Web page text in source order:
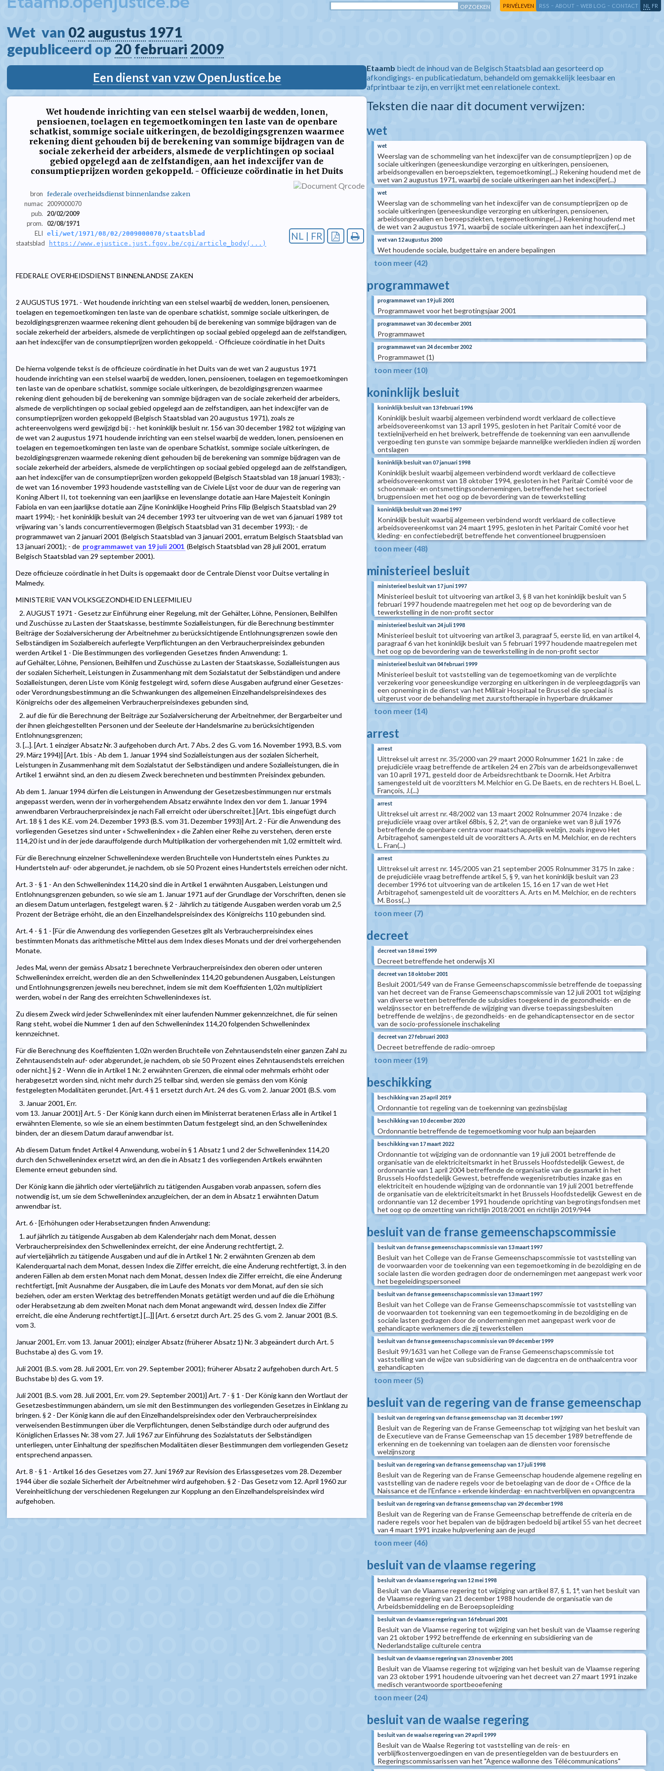
PRIVÉLEVEN RSS - ABOUT - WEB LOG - CONTACT NL FR
Wet  van 02 augustus 1971
gepubliceerd op 20 februari 2009
Een dienst van vzw OpenJustice.be
Wet houdende inrichting van een stelsel waarbij de wedden, lonen,
pensioenen, toelagen en tegemoetkomingen ten laste van de openbare
schatkist, sommige sociale uitkeringen, de bezoldigingsgrenzen waarmee
rekening dient gehouden bij de berekening van sommige bijdragen van de
sociale zekerheid der arbeiders, alsmede de verplichtingen op sociaal
gebied opgelegd aan de zelfstandigen, aan het indexcijfer van de
consumptieprijzen worden gekoppeld. - Officieuze coördinatie in het Duits
bron federale overheidsdienst binnenlandse zaken
numac 2009000070
pub. 20/02/2009
prom.
02/08/1971
ELI eli/wet/1971/08/02/2009000070/staatsblad
staatsblad https://www.ejustice.just.fgov.be/cgi/article_body(...)
NL | FR
FEDERALE OVERHEIDSDIENST BINNENLANDSE ZAKEN
2 AUGUSTUS 1971. - Wet houdende inrichting van een stelsel waarbij de wedden, lonen, pensioenen,
toelagen en tegemoetkomingen ten laste van de openbare schatkist, sommige sociale uitkeringen, de
bezoldigingsgrenzen waarmee rekening dient gehouden bij de berekening van sommige bijdragen van de
sociale zekerheid der arbeiders, alsmede de verplichtingen op sociaal gebied opgelegd aan de zelfstandigen,
aan het indexcijfer van de consumptieprijzen worden gekoppeld. - Officieuze coördinatie in het Duits
De hierna volgende tekst is de officieuze coördinatie in het Duits van de wet van 2 augustus 1971
houdende inrichting van een stelsel waarbij de wedden, lonen, pensioenen, toelagen en tegemoetkomingen
ten laste van de openbare schatkist, sommige sociale uitkeringen, de bezoldigingsgrenzen waarmee
rekening dient gehouden bij de berekening van sommige bijdragen van de sociale zekerheid der arbeiders,
alsmede de verplichtingen op sociaal gebied opgelegd aan de zelfstandigen, aan het indexcijfer van de
consumptieprijzen worden gekoppeld (Belgisch Staatsblad van 20 augustus 1971), zoals ze
achtereenvolgens werd gewijzigd bij : - het koninklijk besluit nr. 156 van 30 december 1982 tot wijziging van
de wet van 2 augustus 1971 houdende inrichting van een stelsel waarbij de wedden, lonen, pensioenen en
toelagen en tegemoetkomingen ten laste van de openbare Schatkist, sommige sociale uitkeringen, de
bezoldigingsgrenzen waarmede rekening dient gehouden bij de berekening van sommige bijdragen van de
sociale zekerheid der arbeiders, alsmede de verplichtingen op sociaal gebied opgelegd aan de zelfstandigen,
aan het indexcijfer van de consumptieprijzen worden gekoppeld (Belgisch Staatsblad van 18 januari 1983); -
de wet van 16 november 1993 houdende vaststelling van de Civiele Lijst voor de duur van de regering van
Koning Albert II, tot toekenning van een jaarlijkse en levenslange dotatie aan Hare Majesteit Koningin
Fabiola en van een jaarlijkse dotatie aan Zijne Koninklijke Hoogheid Prins Filip (Belgisch Staatsblad van 29
maart 1994); - het koninklijk besluit van 24 december 1993 ter uitvoering van de wet van 6 januari 1989 tot
vrijwaring van 's lands concurrentievermogen (Belgisch Staatsblad van 31 december 1993); - de
programmawet van 2 januari 2001 (Belgisch Staatsblad van 3 januari 2001, erratum Belgisch Staatsblad van
13 januari 2001); - de programmawet van 19 juli 2001 (Belgisch Staatsblad van 28 juli 2001, erratum
Belgisch Staatsblad van 29 september 2001).
Deze officieuze coördinatie in het Duits is opgemaakt door de Centrale Dienst voor Duitse vertaling in
Malmedy.
MINISTERIE VAN VOLKSGEZONDHEID EN LEEFMILIEU
2. AUGUST 1971 - Gesetz zur Einführung einer Regelung, mit der Gehälter, Löhne, Pensionen, Beihilfen
und Zuschüsse zu Lasten der Staatskasse, bestimmte Sozialleistungen, für die Berechnung bestimmter
Beiträge der Sozialversicherung der Arbeitnehmer zu berücksichtigende Entlohnungsgrenzen sowie den
Selbständigen im Sozialbereich auferlegte Verpflichtungen an den Verbraucherpreisindex gebunden
werden Artikel 1 - Die Bestimmungen des vorliegenden Gesetzes finden Anwendung: 1.
auf Gehälter, Löhne, Pensionen, Beihilfen und Zuschüsse zu Lasten der Staatskasse, Sozialleistungen aus
der sozialen Sicherheit, Leistungen in Zusammenhang mit dem Sozialstatut der Selbständigen und andere
Sozialleistungen, deren Liste vom König festgelegt wird, sofern diese Ausgaben aufgrund einer Gesetzes-
oder Verordnungsbestimmung an die Schwankungen des allgemeinen Einzelhandelspreisindexes des
Königreichs oder des allgemeinen Verbraucherpreisindexes gebunden sind,
2. auf die für die Berechnung der Beiträge zur Sozialversicherung der Arbeitnehmer, der Bergarbeiter und
der ihnen gleichgestellten Personen und der Seeleute der Handelsmarine zu berücksichtigenden
Entlohnungsgrenzen;
3. [...]. [Art. 1 einziger Absatz Nr. 3 aufgehoben durch Art. 7 Abs. 2 des G. vom 16. November 1993, B.S. vom
29. März 1994)] [Art. 1bis - Ab dem 1. Januar 1994 sind Sozialleistungen aus der sozialen Sicherheit,
Leistungen in Zusammenhang mit dem Sozialstatut der Selbständigen und andere Sozialleistungen, die in
Artikel 1 erwähnt sind, an den zu diesem Zweck berechneten und bestimmten Preisindex gebunden.
Ab dem 1. Januar 1994 dürfen die Leistungen in Anwendung der Gesetzesbestimmungen nur erstmals
angepasst werden, wenn der in vorhergehendem Absatz erwähnte Index den vor dem 1. Januar 1994
anwendbaren Verbraucherpreisindex je nach Fall erreicht oder überschreitet.] [Art. 1bis eingefügt durch
Art. 18 § 1 des K.E. vom 24. Dezember 1993 (B.S. vom 31. Dezember 1993)] Art. 2 - Für die Anwendung des
vorliegenden Gesetzes sind unter « Schwellenindex » die Zahlen einer Reihe zu verstehen, deren erste
114,20 ist und in der jede darauffolgende durch Multiplikation der vorhergehenden mit 1,02 ermittelt wird.
Für die Berechnung einzelner Schwellenindexe werden Bruchteile von Hundertsteln eines Punktes zu
Hundertsteln auf- oder abgerundet, je nachdem, ob sie 50 Prozent eines Hundertstels erreichen oder nicht.
Art. 3 - § 1 - An den Schwellenindex 114,20 sind die in Artikel 1 erwähnten Ausgaben, Leistungen und
Entlohnungsgrenzen gebunden, so wie sie am 1. Januar 1971 auf der Grundlage der Vorschriften, denen sie
an diesem Datum unterlagen, festgelegt waren. § 2 - Jährlich zu tätigende Ausgaben werden vorab um 2,5
Prozent der Beträge erhöht, die an den Einzelhandelspreisindex des Königreichs 110 gebunden sind.
Art. 4 - § 1 - [Für die Anwendung des vorliegenden Gesetzes gilt als Verbraucherpreisindex eines
bestimmten Monats das arithmetische Mittel aus dem Index dieses Monats und der drei vorhergehenden
Monate.
Jedes Mal, wenn der gemäss Absatz 1 berechnete Verbraucherpreisindex den oberen oder unteren
Schwellenindex erreicht, werden die an den Schwellenindex 114,20 gebundenen Ausgaben, Leistungen
und Entlohnungsgrenzen jeweils neu berechnet, indem sie mit dem Koeffizienten 1,02n multipliziert
werden, wobei n der Rang des erreichten Schwellenindexes ist.
Zu diesem Zweck wird jeder Schwellenindex mit einer laufenden Nummer gekennzeichnet, die für seinen
Rang steht, wobei die Nummer 1 den auf den Schwellenindex 114,20 folgenden Schwellenindex
kennzeichnet.
Für die Berechnung des Koeffizienten 1,02n werden Bruchteile von Zehntausendsteln einer ganzen Zahl zu
Zehntausendsteln auf- oder abgerundet, je nachdem, ob sie 50 Prozent eines Zehntausendstels erreichen
oder nicht.] § 2 - Wenn die in Artikel 1 Nr. 2 erwähnten Grenzen, die einmal oder mehrmals erhöht oder
herabgesetzt worden sind, nicht mehr durch 25 teilbar sind, werden sie gemäss den vom König
festgelegten Modalitäten gerundet. [Art. 4 § 1 ersetzt durch Art. 24 des G. vom 2. Januar 2001 (B.S. vom
3. Januar 2001, Err.
vom 13. Januar 2001)] Art. 5 - Der König kann durch einen im Ministerrat beratenen Erlass alle in Artikel 1
erwähnten Elemente, so wie sie an einem bestimmten Datum festgelegt sind, an den Schwellenindex
binden, der an diesem Datum darauf anwendbar ist.
Ab diesem Datum findet Artikel 4 Anwendung, wobei in § 1 Absatz 1 und 2 der Schwellenindex 114,20
durch den Schwellenindex ersetzt wird, an den die in Absatz 1 des vorliegenden Artikels erwähnten
Elemente erneut gebunden sind.
Der König kann die jährlich oder vierteljährlich zu tätigenden Ausgaben vorab anpassen, sofern dies
notwendig ist, um sie dem Schwellenindex anzugleichen, der an dem in Absatz 1 erwähnten Datum
anwendbar ist.
Art. 6 - [Erhöhungen oder Herabsetzungen finden Anwendung:
1. auf jährlich zu tätigende Ausgaben ab dem Kalenderjahr nach dem Monat, dessen
Verbraucherpreisindex den Schwellenindex erreicht, der eine Änderung rechtfertigt, 2.
auf vierteljährlich zu tätigende Ausgaben und auf die in Artikel 1 Nr. 2 erwähnten Grenzen ab dem
Kalenderquartal nach dem Monat, dessen Index die Ziffer erreicht, die eine Änderung rechtfertigt, 3. in den
anderen Fällen ab dem ersten Monat nach dem Monat, dessen Index die Ziffer erreicht, die eine Änderung
rechtfertigt, [mit Ausnahme der Ausgaben, die im Laufe des Monats vor dem Monat, auf den sie sich
beziehen, oder am ersten Werktag des betreffenden Monats getätigt werden und auf die die Erhöhung
oder Herabsetzung ab dem zweiten Monat nach dem Monat angewandt wird, dessen Index die Ziffer
erreicht, die eine Änderung rechtfertigt.] [...]] [Art. 6 ersetzt durch Art. 25 des G. vom 2. Januar 2001 (B.S.
vom 3.
Januar 2001, Err. vom 13. Januar 2001); einziger Absatz (früherer Absatz 1) Nr. 3 abgeändert durch Art. 5
Buchstabe a) des G. vom 19.
Juli 2001 (B.S. vom 28. Juli 2001, Err. von 29. September 2001); früherer Absatz 2 aufgehoben durch Art. 5
Buchstabe b) des G. vom 19.
Juli 2001 (B.S. vom 28. Juli 2001, Err. vom 29. September 2001)] Art. 7 - § 1 - Der König kann den Wortlaut der
Gesetzesbestimmungen abändern, um sie mit den Bestimmungen des vorliegenden Gesetzes in Einklang zu
bringen. § 2 - Der König kann die auf den Einzelhandelspreisindex oder den Verbraucherpreisindex
verweisenden Bestimmungen über die Verpflichtungen, denen Selbständige durch oder aufgrund des
Königlichen Erlasses Nr. 38 vom 27. Juli 1967 zur Einführung des Sozialstatuts der Selbständigen
unterliegen, unter Einhaltung der spezifischen Modalitäten dieser Bestimmungen dem vorliegenden Gesetz
entsprechend anpassen.
Art. 8 - § 1 - Artikel 16 des Gesetzes vom 27. Juni 1969 zur Revision des Erlassgesetzes vom 28. Dezember
1944 über die soziale Sicherheit der Arbeitnehmer wird aufgehoben. § 2 - Das Gesetz vom 12. April 1960 zur
Vereinheitlichung der verschiedenen Regelungen zur Kopplung an den Einzelhandelspreisindex wird
aufgehoben.
Etaamb biedt de inhoud van de Belgisch Staatsblad aan gesorteerd op
afkondigings- en publicatiedatum, behandeld om gemakkelijk leesbaar en
afprintbaar te zijn, en verrijkt met een relationele context.
Teksten die naar dit document verwijzen:
wet
wet
Weerslag van de schommeling van het indexcijfer van de consumptieprijzen ) op de
sociale uitkeringen (geneeskundige verzorging en uitkeringen, pensioenen,
arbeidsongevallen en beroepsziekten, tegemoetkoming(...) Rekening houdend met de
wet van 2 augustus 1971, waarbij de sociale uitkeringen aan het indexcijfer(...)
wet
Weerslag van de schommeling van het indexcijfer van de consumptieprijzen op de
sociale uitkeringen (geneeskundige verzorging en uitkeringen, pensioenen,
arbeidsongevallen en beroepsziekten, tegemoetkominge(...) Rekening houdend met
de wet van 2 augustus 1971, waarbij de sociale uitkeringen aan het indexcijfer(...)
wet van 12 augustus 2000
Wet houdende sociale, budgettaire en andere bepalingen
toon meer (42)
programmawet
programmawet van 19 juli 2001
Programmawet voor het begrotingsjaar 2001
programmawet van 30 december 2001
Programmawet
programmawet van 24 december 2002
Programmawet (1)
toon meer (10)
koninklijk besluit
koninklijk besluit van 13 februari 1996
Koninklijk besluit waarbij algemeen verbindend wordt verklaard de collectieve
arbeidsovereenkomst van 13 april 1995, gesloten in het Paritair Comité voor de
textielnijverheid en het breiwerk, betreffende de toekenning van een aanvullende
vergoeding ten gunste van sommige bejaarde mannelijke werklieden indien zij worden
ontslagen
koninklijk besluit van 07 januari 1998
Koninklijk besluit waarbij algemeen verbindend wordt verklaard de collectieve
arbeidsovereenkomst van 18 oktober 1994, gesloten in het Paritair Comité voor de
schoonmaak- en ontsmettingsondernemingen, betreffende het sectorieel
brugpensioen met het oog op de bevordering van de tewerkstelling
koninklijk besluit van 20 mei 1997
Koninklijk besluit waarbij algemeen verbindend wordt verklaard de collectieve
arbeidsovereenkomst van 24 maart 1995, gesloten in het Paritair Comité voor het
kleding- en confectiebedrijf, betreffende het conventioneel brugpensioen
toon meer (48)
ministerieel besluit
ministerieel besluit van 17 juni 1997
Ministerieel besluit tot uitvoering van artikel 3, § 8 van het koninklijk besluit van 5
februari 1997 houdende maatregelen met het oog op de bevordering van de
tewerkstelling in de non-profit sector
ministerieel besluit van 24 juli 1998
Ministerieel besluit tot uitvoering van artikel 3, paragraaf 5, eerste lid, en van artikel 4,
paragraaf 6 van het koninklijk besluit van 5 februari 1997 houdende maatregelen met
het oog op de bevordering van de tewerkstelling in de non-profit sector
ministerieel besluit van 04 februari 1999
Ministerieel besluit tot vaststelling van de tegemoetkoming van de verplichte
verzekering voor geneeskundige verzorging en uitkeringen in de verpleegdagprijs van
een opneming in de dienst van het Militair Hospitaal te Brussel die speciaal is
uitgerust voor de behandeling met zuurstoftherapie in hyperbare drukkamer
toon meer (14)
arrest
arrest
Uittreksel uit arrest nr. 35/2000 van 29 maart 2000 Rolnummer 1621 In zake : de
prejudiciële vraag betreffende de artikelen 24 en 27bis van de arbeidsongevallenwet
van 10 april 1971, gesteld door de Arbeidsrechtbank te Doornik. Het Arbitra
samengesteld uit de voorzitters M. Melchior en G. De Baets, en de rechters H. Boel, L.
François, J.(...)
arrest
Uittreksel uit arrest nr. 48/2002 van 13 maart 2002 Rolnummer 2074 Inzake : de
prejudiciële vraag over artikel 68bis, § 2, 2°, van de organieke wet van 8 juli 1976
betreffende de openbare centra voor maatschappelijk welzijn, zoals ingevo Het
Arbitragehof, samengesteld uit de voorzitters A. Arts en M. Melchior, en de rechters
L. Fran(...)
arrest
Uittreksel uit arrest nr. 145/2005 van 21 september 2005 Rolnummer 3175 In zake :
de prejudiciële vraag betreffende artikel 5, § 9, van het koninklijk besluit van 23
december 1996 tot uitvoering van de artikelen 15, 16 en 17 van de wet Het
Arbitragehof, samengesteld uit de voorzitters A. Arts en M. Melchior, en de rechters
M. Boss(...)
toon meer (7)
decreet
decreet van 18 mei 1999
Decreet betreffende het onderwijs XI
decreet van 18 oktober 2001
Besluit 2001/549 van de Franse Gemeenschapscommissie betreffende de toepassing
van het decreet van de Franse Gemeenschapscommissie van 12 juli 2001 tot wijziging
van diverse wetten betreffende de subsidies toegekend in de gezondheids- en de
welzijnssector en betreffende de wijziging van diverse toepassingsbesluiten
betreffende de welzijns-, de gezondheids- en de gehandicaptensector en de sector
van de socio-professionele inschakeling
decreet van 27 februari 2003
Decreet betreffende de radio-omroep
toon meer (19)
beschikking
beschikking van 25 april 2019
Ordonnantie tot regeling van de toekenning van gezinsbijslag
beschikking van 10 december 2020
Ordonnantie betreffende de tegemoetkoming voor hulp aan bejaarden
beschikking van 17 maart 2022
Ordonnantie tot wijziging van de ordonnantie van 19 juli 2001 betreffende de
organisatie van de elektriciteitsmarkt in het Brussels Hoofdstedelijk Gewest, de
ordonnantie van 1 april 2004 betreffende de organisatie van de gasmarkt in het
Brussels Hoofdstedelijk Gewest, betreffende wegenisretributies inzake gas en
elektriciteit en houdende wijziging van de ordonnantie van 19 juli 2001 betreffende
de organisatie van de elektriciteitsmarkt in het Brussels Hoofdstedelijk Gewest en de
ordonnantie van 12 december 1991 houdende oprichting van begrotingsfondsen met
het oog op de omzetting van richtlijn 2018/2001 en richtlijn 2019/944
besluit van de franse gemeenschapscommissie
besluit van de franse gemeenschapscommissie van 13 maart 1997
Besluit van het College van de Franse Gemeenschapscommissie tot vaststelling van
de voorwaarden voor de toekenning van een tegemoetkoming in de bezoldiging en de
sociale lasten die worden gedragen door de ondernemingen met aangepast werk voor
het begeleidingspersoneel
besluit van de franse gemeenschapscommissie van 13 maart 1997
Besluit van het College van de Franse Gemeenschapscommissie tot vaststelling van
de voorwaarden tot toekenning van een tegemoetkoming in de bezoldiging en de
sociale lasten gedragen door de ondernemingen met aangepast werk voor de
gehandicapte werknemers die zij tewerkstellen
besluit van de franse gemeenschapscommissie van 09 december 1999
Besluit 99/1631 van het College van de Franse Gemeenschapscommissie tot
vaststelling van de wijze van subsidiëring van de dagcentra en de onthaalcentra voor
gehandicapten
toon meer (5)
besluit van de regering van de franse gemeenschap
besluit van de regering van de franse gemeenschap van 31 december 1997
Besluit van de Regering van de Franse Gemeenschap tot wijziging van het besluit van
de Executieve van de Franse Gemeenschap van 15 december 1989 betreffende de
erkenning en de toekenning van toelagen aan de diensten voor forensische
welzijnszorg
besluit van de regering van de franse gemeenschap van 17 juli 1998
Besluit van de Regering van de Franse Gemeenschap houdende algemene regeling en
vaststelling van de nadere regels voor de betoelaging van de door de « Office de la
Naissance et de l'Enfance » erkende kinderdag- en nachtverblijven en opvangcentra
besluit van de regering van de franse gemeenschap van 29 december 1998
Besluit van de Regering van de Franse Gemeenschap betreffende de criteria en de
nadere regels voor het bepalen van de bijdragen bedoeld bij artikel 55 van het decreet
van 4 maart 1991 inzake hulpverlening aan de jeugd
toon meer (46)
besluit van de vlaamse regering
besluit van de vlaamse regering van 12 mei 1998
Besluit van de Vlaamse regering tot wijziging van artikel 87, § 1, 1°, van het besluit van
de Vlaamse regering van 21 december 1988 houdende de organisatie van de
Arbeidsbemiddeling en de Beroepsopleiding
besluit van de vlaamse regering van 16 februari 2001
Besluit van de Vlaamse regering tot wijziging van het besluit van de Vlaamse regering
van 21 oktober 1992 betreffende de erkenning en subsidiering van de
Nederlandstalige culturele centra
besluit van de vlaamse regering van 23 november 2001
Besluit van de Vlaamse regering tot wijziging van het besluit van de Vlaamse regering
van 23 oktober 1991 houdende uitvoering van het decreet van 27 maart 1991 inzake
medisch verantwoorde sportbeoefening
toon meer (24)
besluit van de waalse regering
besluit van de waalse regering van 29 april 1999
Besluit van de Waalse Regering tot vaststelling van de reis- en
verblijfkostenvergoedingen en van de presentiegelden van de bestuurders en
Regeringscommissarissen van het "Agence wallonne des Télécommunications"